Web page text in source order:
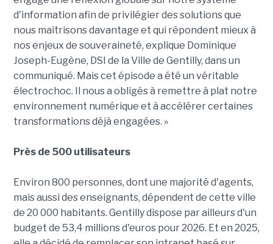
d'information afin de privilégier des solutions que
nous maîtrisons davantage et qui répondent mieux à
nos enjeux de souveraineté, explique Dominique
Joseph-Eugène, DSI de la Ville de Gentilly, dans un
communiqué. Mais cet épisode a été un véritable
électrochoc. Il nous a obligés à remettre à plat notre
environnement numérique et à accélérer certaines
transformations déjà engagées. »
Près de 500 utilisateurs
Environ 800 personnes, dont une majorité d'agents,
mais aussi des enseignants, dépendent de cette ville
de 20 000 habitants. Gentilly dispose par ailleurs d'un
budget de 53,4 millions d'euros pour 2026. Et en 2025,